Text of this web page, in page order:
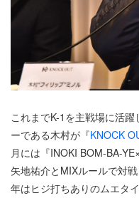
これまでK-1を主戦場に活
ーである木村が『KNOCK
月には『INOKI BOM-BA-
矢地祐介とMIXルールで対
年はヒジ打ちありのムエタ